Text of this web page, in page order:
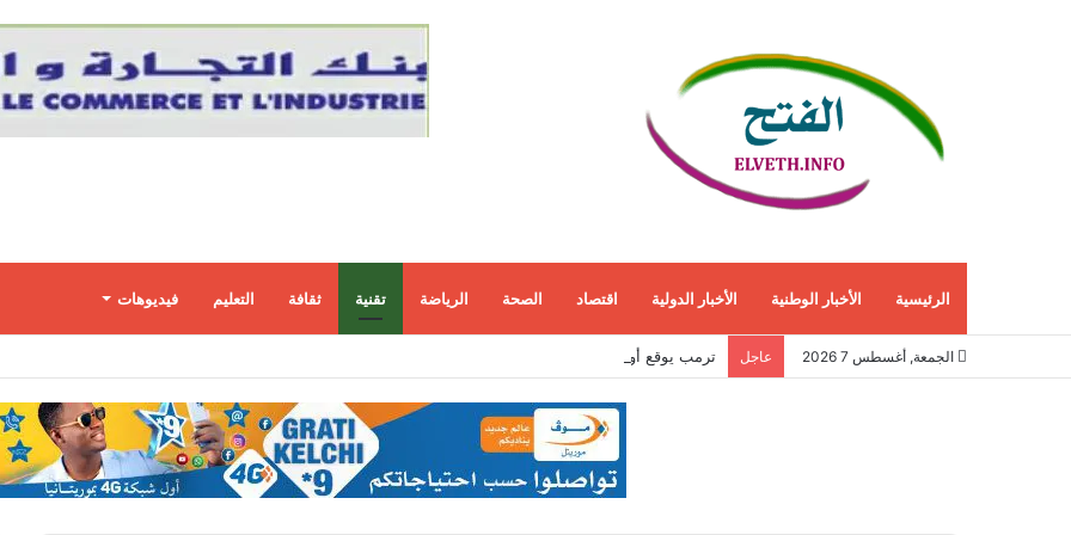
الرئيسية الأخبار الوطنية الأخبار الدولية اقتصاد الصحة الرياضة تقنية ثقافة التعليم فيديوهات
الجمعة, أغسطس 7 2026 عاجل ترمب يوقع أوامر تنفيذية جديدة لتقييد الجنسية بالولادة ومكافحة “سياحة الولادة”